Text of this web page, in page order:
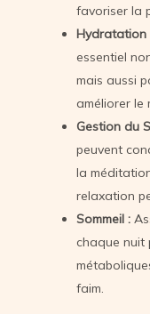
favoriser la
Hydratation
essentiel
mais aussi
améliorer le
Gestion du
peuvent
la
relaxation
Sommeil :
chaque nuit
faim.